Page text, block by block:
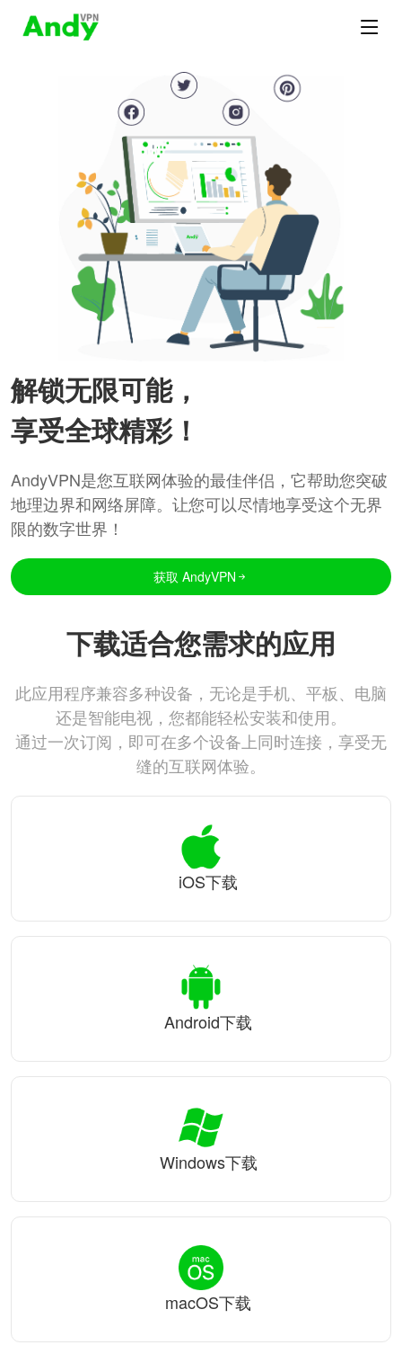
解锁无限可能，
享受全球精彩！
AndyVPN是您互联网体验的最佳伴侣，它帮助您突破
地理边界和网络屏障。让您可以尽情地享受这个无界
限的数字世界！
获取 AndyVPN
下载适合您需求的应用
此应用程序兼容多种设备，无论是手机、平板、电脑
还是智能电视，您都能轻松安装和使用。
通过一次订阅，即可在多个设备上同时连接，享受无
缝的互联网体验。
iOS下载
Android下载
Windows下载
macOS下载